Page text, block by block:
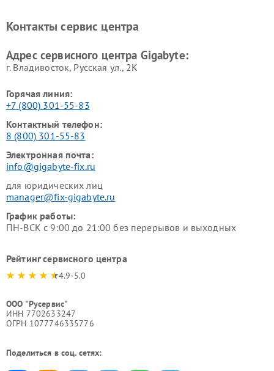
Контакты сервис центра
Адрес сервисного центра Gigabyte:
г. Владивосток, Русская ул., 2К
Горячая линия:
+7 (800) 301-55-83
Контактный телефон:
8 (800) 301-55-83
Электронная почта:
info@gigabyte-fix.ru
для юридических лиц
manager@fix-gigabyte.ru
График работы:
ПН-ВСК с 9:00 до 21:00 без перерывов и выходных
Рейтинг сервисного центра
4.9-5.0
ООО "Русервис"
ИНН 7702633247
ОГРН 1077746335776
Поделиться в соц. сетях: